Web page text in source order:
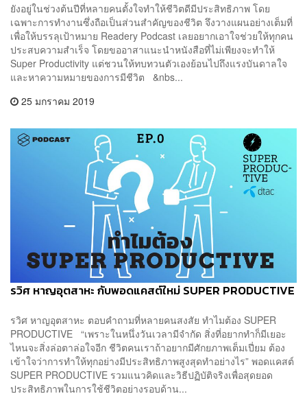
ยังอยู่ในช่วงต้นปีที่หลายคนตั้งใจทำให้ชีวิตดีมีประสิทธิภาพ โดย
เฉพาะการทำงานซึ่งถือเป็นส่วนสำคัญของชีวิต จึงวางแผนอย่างเต็มที่
เพื่อให้บรรลุเป้าหมาย Readery Podcast เลยอยากเอาใจช่วยให้ทุกคน
ประสบความสำเร็จ โดยขออาสาแนะนำหนังสือที่ไม่เพียงจะทำให้
Super Productivity แต่ชวนให้ทบทวนตัวเองย้อนไปถึงแรงบันดาลใจ
และหาความหมายของการมีชีวิต &nbs...
25 มกราคม 2019
รวิศ หาญอุตสาหะ กับพอดแคสต์ใหม่ SUPER PRODUCTIVE
รวิศ หาญอุตสาหะ ตอบคำถามที่หลายคนสงสัย ทำไมต้อง SUPER
PRODUCTIVE “เพราะในหนึ่งวันเวลามีจำกัด สิ่งที่อยากทำก็มีเยอะ
ไหนจะสิ่งล่อตาล่อใจอีก ชีวิตคนเราถ้าอยากมีศักยภาพเต็มเปี่ยม ต้อง
เข้าใจว่าการทำให้ทุกอย่างมีประสิทธิภาพสูงสุดทำอย่างไร” พอดแคสต์
SUPER PRODUCTIVE รวมแนวคิดและวิธีปฏิบัติจริงเพื่อสุดยอด
ประสิทธิภาพในการใช้ชีวิตอย่างรอบด้าน...